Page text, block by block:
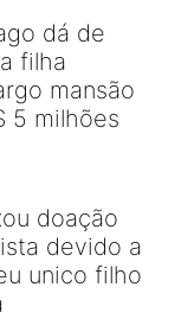
dá de
filha
mansão
5 milhões
doação
devido a
unico filho